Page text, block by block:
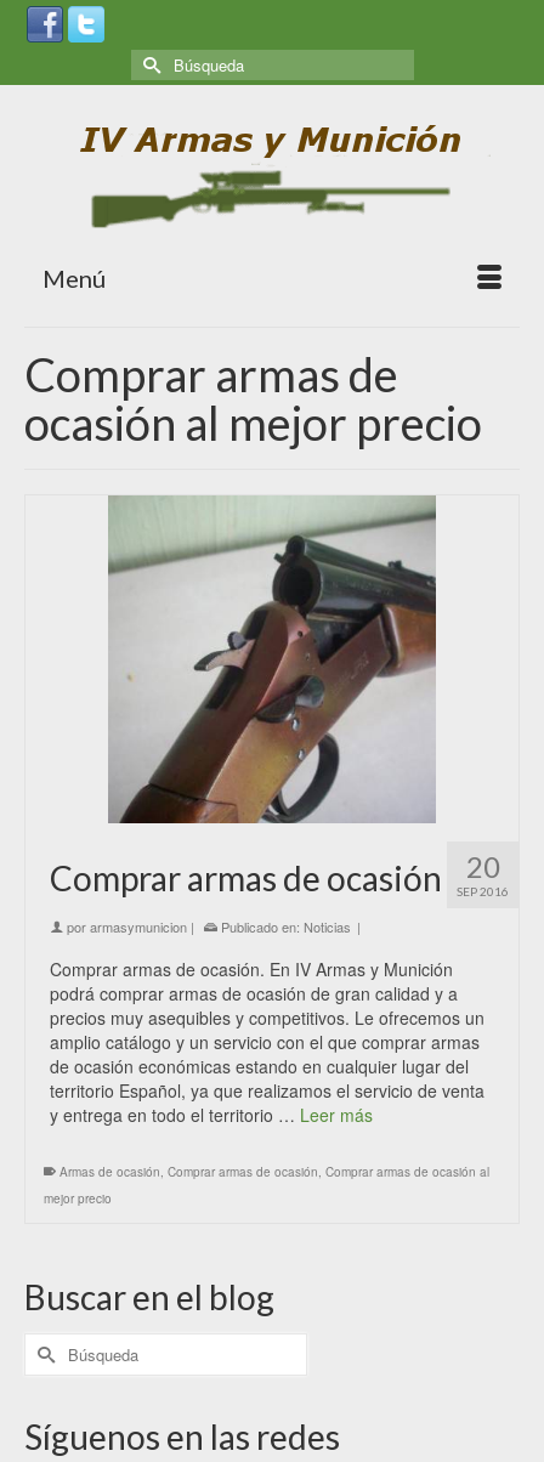
Menú
Comprar armas de
ocasión al mejor precio
20
SEP 2016
Comprar armas de ocasión
porarmasymunicion | Publicado en: Noticias |
Comprar armas de ocasión. En IV Armas y Munición
podrá comprar armas de ocasión de gran calidad y a
precios muy asequibles y competitivos. Le ofrecemos un
amplio catálogo y un servicio con el que comprar armas
de ocasión económicas estando en cualquier lugar del
territorio Español, ya que realizamos el servicio de venta
y entrega en todo el territorio … Leer más
Armas de ocasión, Comprar armas de ocasión, Comprar armas de ocasión al
mejor precio
Buscar en el blog
Síguenos en las redes